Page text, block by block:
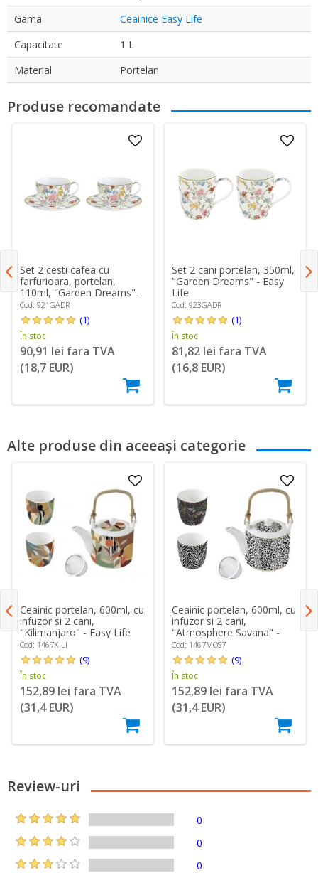
Gama
Ceainice Easy Life
Capacitate
1 L
Material
Portelan
Produse recomandate
Set 2 cesti cafea cu
farfurioara, portelan,
110ml, "Garden Dreams" -
Easy Life
Cod: 921GADR
(1)
În stoc
90,91 lei fara TVA
(18,7 EUR)
Set 2 cani portelan, 350ml,
"Garden Dreams" - Easy
Life
Cod: 923GADR
(1)
În stoc
81,82 lei fara TVA
(16,8 EUR)
Alte produse din aceeași categorie
Ceainic portelan, 600ml, cu
infuzor si 2 cani,
"Kilimanjaro" - Easy Life
Cod: 1467KILI
(9)
În stoc
152,89 lei fara TVA
(31,4 EUR)
Ceainic portelan, 600ml, cu
infuzor si 2 cani,
"Atmosphere Savana" -
Easy Life
Cod: 1467MOS7
(9)
În stoc
152,89 lei fara TVA
(31,4 EUR)
Review-uri
0
0
0